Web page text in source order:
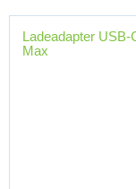
Ladeadapter USB-
Max